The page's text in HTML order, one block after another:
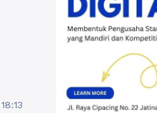
18:13